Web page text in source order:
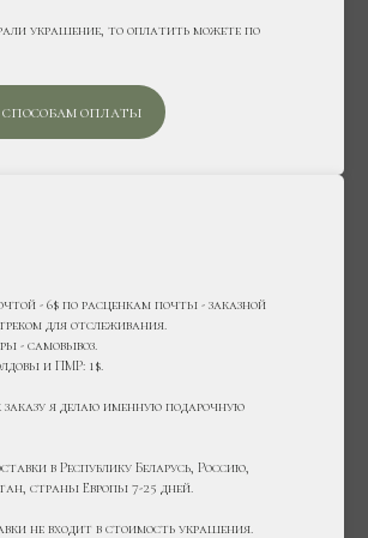
украшение, то оплатить можете по
оплаты
- 6$ по расценкам почты - заказной
для отслеживания.
- самовывоз.
и ПМР: 1$.
заказу я делаю именную подарочную
в Республику Беларусь, Россию,
страны Европы 7-25 дней.
не входит в стоимость украшения.